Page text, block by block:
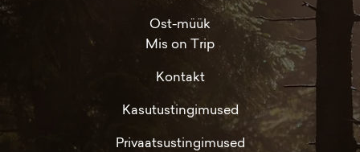
Ost-müük
Mis on Trip
Kontakt
Kasutustingimused
Privaatsustingimused